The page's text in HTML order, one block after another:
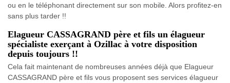
ou en le téléphonant directement sur son mobile. Alors profitez-en
sans plus tarder !!
Elagueur CASSAGRAND père et fils un élagueur
spécialiste exerçant à Ozillac à votre disposition
depuis toujours !!
Cela fait maintenant de nombreuses années déjà que Elagueur
CASSAGRAND père et fils vous proposent ses services élagueur